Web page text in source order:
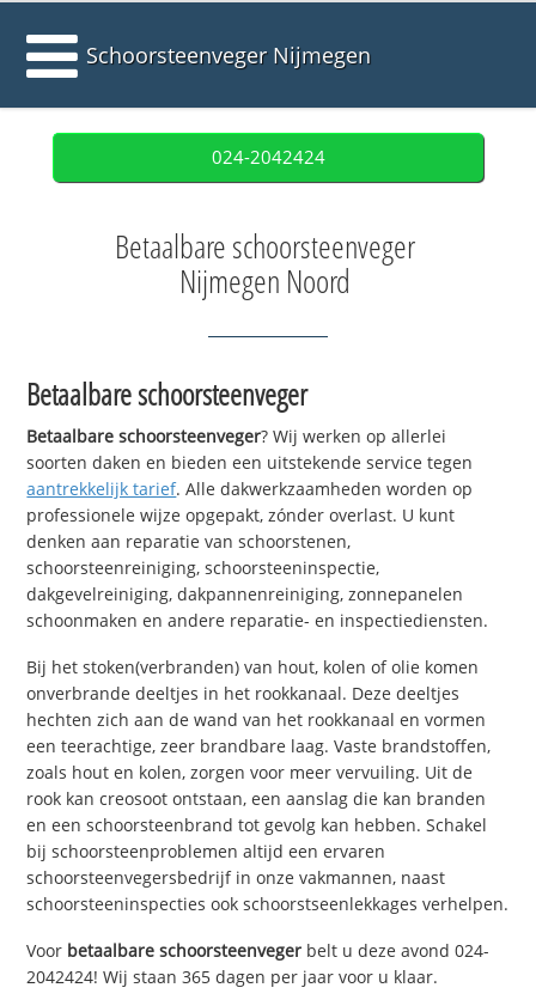
Schoorsteenveger Nijmegen
024-2042424
Betaalbare schoorsteenveger
Nijmegen Noord
Betaalbare schoorsteenveger
Betaalbare schoorsteenveger? Wij werken op allerlei
soorten daken en bieden een uitstekende service tegen
aantrekkelijk tarief. Alle dakwerkzaamheden worden op
professionele wijze opgepakt, zónder overlast. U kunt
denken aan reparatie van schoorstenen,
schoorsteenreiniging, schoorsteeninspectie,
dakgevelreiniging, dakpannenreiniging, zonnepanelen
schoonmaken en andere reparatie- en inspectiediensten.
Bij het stoken(verbranden) van hout, kolen of olie komen
onverbrande deeltjes in het rookkanaal. Deze deeltjes
hechten zich aan de wand van het rookkanaal en vormen
een teerachtige, zeer brandbare laag. Vaste brandstoffen,
zoals hout en kolen, zorgen voor meer vervuiling. Uit de
rook kan creosoot ontstaan, een aanslag die kan branden
en een schoorsteenbrand tot gevolg kan hebben. Schakel
bij schoorsteenproblemen altijd een ervaren
schoorsteenvegersbedrijf in onze vakmannen, naast
schoorsteeninspecties ook schoorstseenlekkages verhelpen.
Voor betaalbare schoorsteenveger belt u deze avond 024-
2042424! Wij staan 365 dagen per jaar voor u klaar.